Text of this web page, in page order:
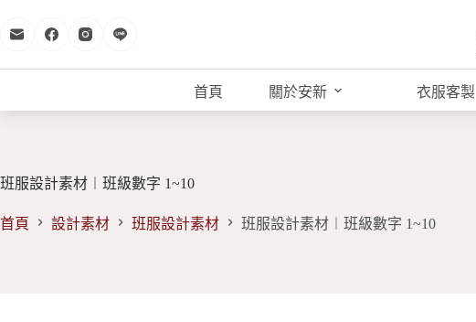
至
首頁 關於安新 衣服客製
班服設計素材︱班級數字 1~10
首頁 設計素材 班服設計素材 班服設計素材︱班級數字 1~10